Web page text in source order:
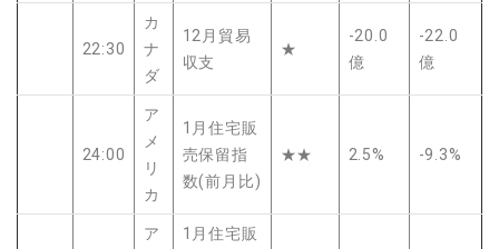
22:30
カ
ナ
ダ
12月貿易
収支
★
-20.0
億
-22.0
億
24:00
ア
メ
リ
カ
1月住宅販
売保留指
数(前月比)
★★ 2.5% -9.3%
ア
1月住宅販